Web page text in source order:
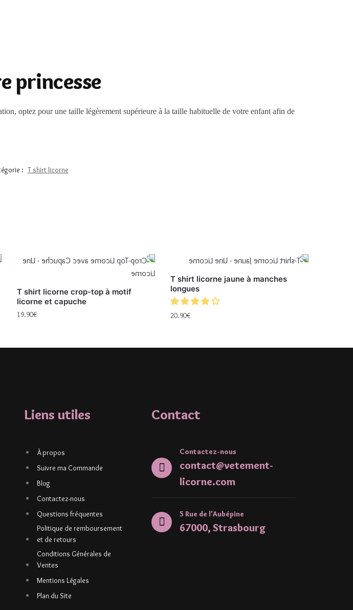
princesse
optez pour une taille légèrement supérieure à la taille habituelle de votre enfant afin de
: T shirt licorne
T shirt licorne crop-top à motif
licorne et capuche
19.90€
T shirt licorne jaune à manches
longues
20.90€
Liens utiles
À propos
Suivre ma Commande
Blog
Contactez-nous
Questions fréquentes
Politique de remboursement
et de retours
Conditions Générales de
Ventes
Mentions Légales
Plan du Site
Contact
Contactez-nous
contact@vetement-
licorne.com
5 Rue de l'Aubépine
67000, Strasbourg